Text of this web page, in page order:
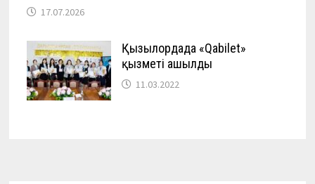
17.07.2026
Қызылордада «Qabilet»
қызметі ашылды
11.03.2022